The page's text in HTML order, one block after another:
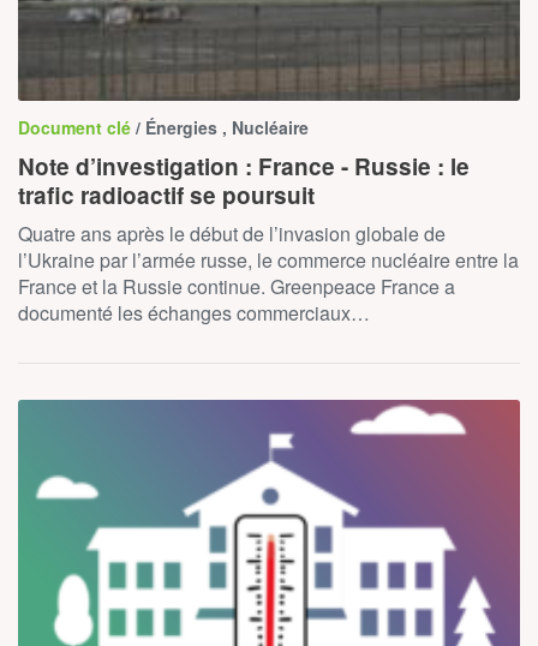
Document clé / Énergies , Nucléaire
Note d’investigation : France - Russie : le
trafic radioactif se poursuit
Quatre ans après le début de l’invasion globale de
l’Ukraine par l’armée russe, le commerce nucléaire entre la
France et la Russie continue. Greenpeace France a
documenté les échanges commerciaux…